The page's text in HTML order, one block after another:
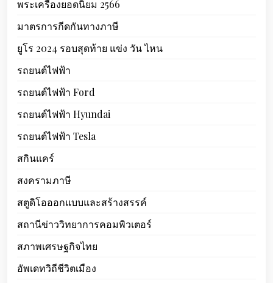
พระเครื่องยอดนิยม 2566
มาตรการกีดกันทางภาษี
ยูโร 2024 รอบสุดท้าย แข่ง วัน ไหน
รถยนต์ไฟฟ้า
รถยนต์ไฟฟ้า Ford
รถยนต์ไฟฟ้า Hyundai
รถยนต์ไฟฟ้า Tesla
สกินแคร์
สงครามภาษี
สตูดิโอออกแบบและสร้างสรรค์
สถานีข่าววิทยาการคอมพิวเตอร์
สภาพเศรษฐกิจไทย
อัพเดทวิถีชีวิตเมือง